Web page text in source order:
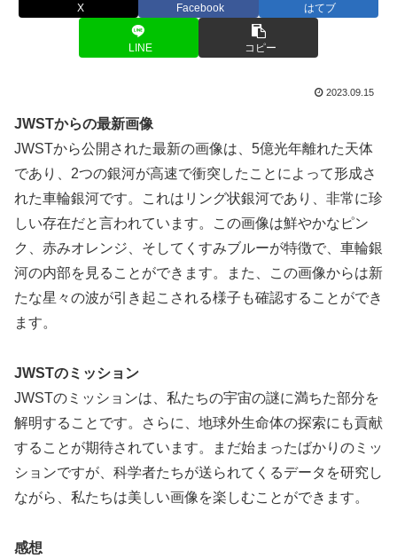
X Facebook はてブ
LINE コピー
2023.09.15
JWSTからの最新画像
JWSTから公開された最新の画像は、5億光年離れた天体
であり、2つの銀河が高速で衝突したことによって形成さ
れた車輪銀河です。これはリング状銀河であり、非常に珍
しい存在だと言われています。この画像は鮮やかなピン
ク、赤みオレンジ、そしてくすみブルーが特徴で、車輪銀
河の内部を見ることができます。また、この画像からは新
たな星々の波が引き起こされる様子も確認することができ
ます。
JWSTのミッション
JWSTのミッションは、私たちの宇宙の謎に満ちた部分を
解明することです。さらに、地球外生命体の探索にも貢献
することが期待されています。まだ始まったばかりのミッ
ションですが、科学者たちが送られてくるデータを研究し
ながら、私たちは美しい画像を楽しむことができます。
感想